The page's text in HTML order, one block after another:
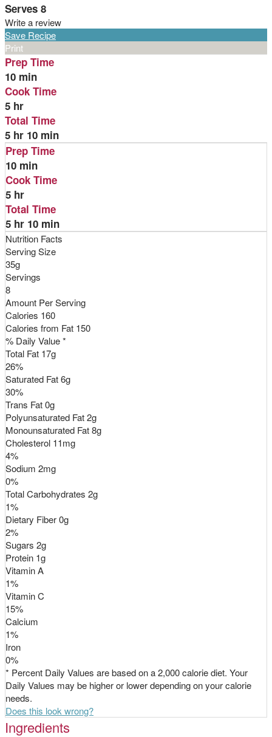
Serves 8
Write a review
Save Recipe
Print
Prep Time
10 min
Cook Time
5 hr
Total Time
5 hr 10 min
Prep Time
10 min
Cook Time
5 hr
Total Time
5 hr 10 min
Nutrition Facts
Serving Size
35g
Servings
8
Amount Per Serving
Calories 160
Calories from Fat 150
% Daily Value *
Total Fat 17g
26%
Saturated Fat6g
30%
Trans Fat0g
Polyunsaturated Fat2g
Monounsaturated Fat8g
Cholesterol 11mg
4%
Sodium 2mg
0%
Total Carbohydrates 2g
1%
Dietary Fiber0g
2%
Sugars 2g
Protein 1g
Vitamin A
1%
Vitamin C
15%
Calcium
1%
Iron
0%
* Percent Daily Values are based on a 2,000 calorie diet. Your
Daily Values may be higher or lower depending on your calorie
needs.
Does this look wrong?
Ingredients